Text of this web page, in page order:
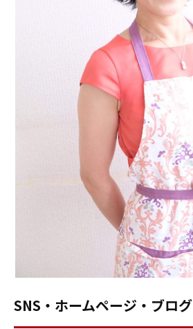
SNS・ホームページ・ブログ